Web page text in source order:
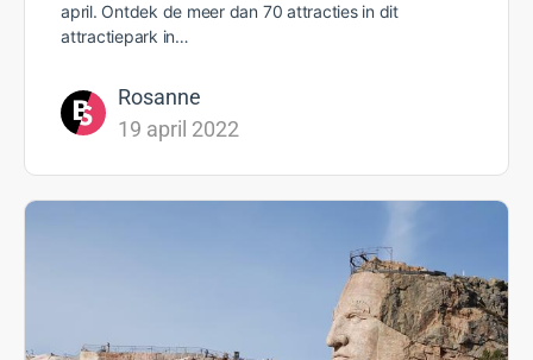
april. Ontdek de meer dan 70 attracties in dit
attractiepark in…
Rosanne
19 april 2022